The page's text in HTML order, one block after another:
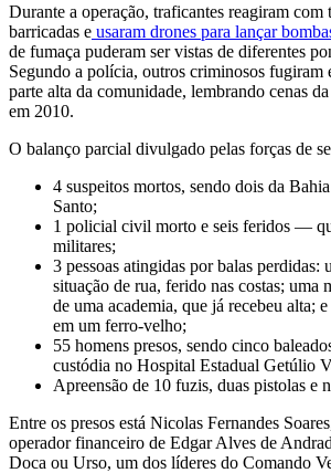
Durante a operação, traficantes reagiram com
barricadas e usaram drones para lançar
de fumaça puderam ser vistas de diferentes
Segundo a polícia, outros criminosos fugiram
parte alta da comunidade, lembrando cenas
em 2010.
O balanço parcial divulgado pelas forças de
4 suspeitos mortos, sendo dois da
Santo;
1 policial civil morto e seis feridos —
militares;
3 pessoas atingidas por balas perdidas:
situação de rua, ferido nas costas; uma
de uma academia, que já recebeu alta;
em um ferro-velho;
55 homens presos, sendo cinco
custódia no Hospital Estadual Getúlio
Apreensão de 10 fuzis, duas pistolas e
Entre os presos está Nicolas Fernandes
operador financeiro de Edgar Alves de
Doca ou Urso, um dos líderes do Comando